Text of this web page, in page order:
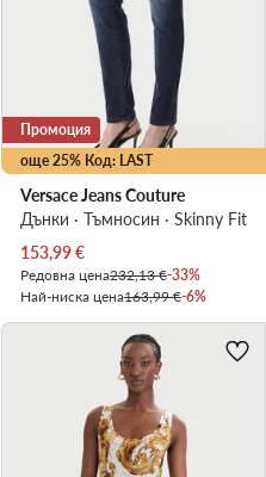
още 25% Код: LAST
Промоция
Versace Jeans Couture
Дънки · Тъмносин · Skinny Fit
Актуална цена
153,99€
Редовна цена232,13 €-33%
Най-ниска цена163,99 €-6%